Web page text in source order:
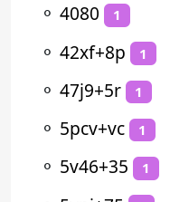
⚬ 4080 1
⚬ 42xf+8p 1
⚬ 47j9+5r 1
⚬ 5pcv+vc 1
⚬ 5v46+35 1